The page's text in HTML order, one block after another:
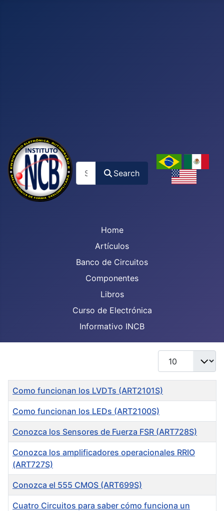
Search
Home
Artículos
Banco de Circuitos
Componentes
Libros
Curso de Electrónica
Informativo INCB
Display #
Title
Como funcionan los LVDTs (ART2101S)
Como funcionan los LEDs (ART2100S)
Conozca los Sensores de Fuerza FSR (ART728S)
Conozca los amplificadores operacionales RRIO
(ART727S)
Conozca el 555 CMOS (ART699S)
Cuatro Circuitos para saber cómo funciona un